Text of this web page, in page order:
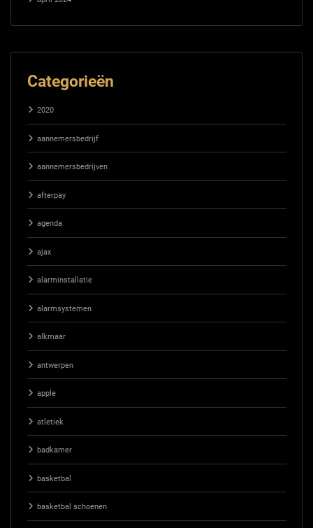
Categorieën
2020
aannemersbedrijf
aannemersbedrijven
afterpay
agenda
ajax
alarminstallatie
alarmsystemen
alkmaar
antwerpen
apple
atletiek
badkamer
basketbal
basketbal schoenen